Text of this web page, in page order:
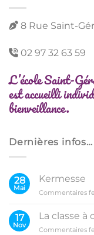
8 Rue Saint-
02 97 32 63 59
L’école Saint-
est accueilli
bienveillance.
Dernières infos…
28
Mai
Kermesse
Commentaires
17
Nov
La classe à
Commentaires